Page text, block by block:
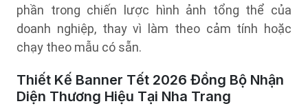
phần trong chiến lược hình ảnh tổng thể của
doanh nghiệp, thay vì làm theo cảm tính hoặc
chạy theo mẫu có sẵn.
Thiết Kế Banner Tết 2026 Đồng Bộ Nhận
Diện Thương Hiệu Tại Nha Trang